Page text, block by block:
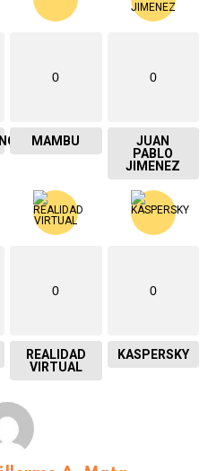
0
MAMBU
0
JUAN
PABLO
JIMENEZ
0
REALIDAD
VIRTUAL
0
KASPERSKY